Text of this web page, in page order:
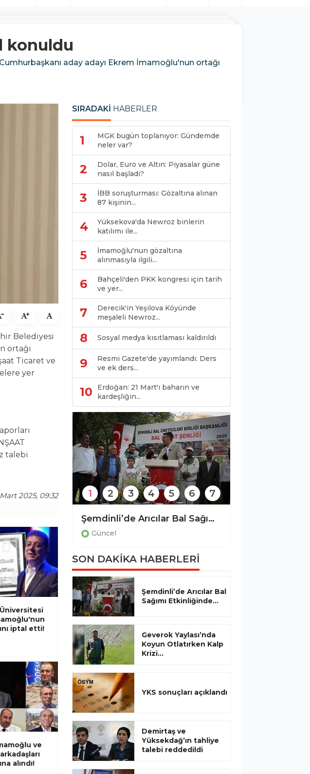
konuldu
aday adayı Ekrem İmamoğlu'nun ortağı
Belediyesi
ortağı
Ticaret ve
yer
talebi
2025, 09:32
iptal etti!
ve
alındı!
SIRADAKİ HABERLER
1
MGK bugün toplanıyor: Gündemde
neler var?
2
Dolar, Euro ve Altın: Piyasalar güne
nasıl başladı?
3
İBB soruşturması: Gözaltına alınan
87 kişinin...
4
Yüksekova'da Newroz binlerin
katılımı ile...
5
İmamoğlu'nun gözaltına
alınmasıyla ilgili...
6
Bahçeli'den PKK kongresi için tarih
ve yer...
7
Derecik'in Yeşilova Köyünde
meşaleli Newroz...
8 Sosyal medya kısıtlaması kaldırıldı
9
Resmi Gazete'de yayımlandı: Ders
ve ek ders...
10
Erdoğan: 21 Mart'ı baharın ve
kardeşliğin...
Şemdinli’de Arıcılar Bal Sağımı Etkinliğinde Bir Araya Geldi
Güncel
1 2 3 4 5 6 7
SON DAKİKA HABERLERİ
Şemdinli’de Arıcılar Bal
Sağımı Etkinliğinde...
Geverok Yaylası’nda
Koyun Otlatırken Kalp
Krizi...
YKS sonuçları açıklandı
Demirtaş ve
Yüksekdağ’ın tahliye
talebi reddedildi